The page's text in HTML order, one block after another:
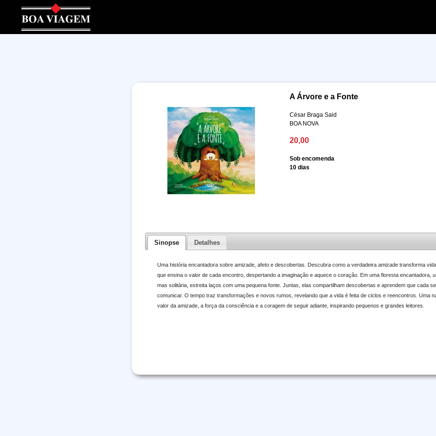
A Árvore e a Fonte
César Braga Said
BOA NOVA
20,00
Sob encomenda
10 dias
Sinopse Detalhes
Uma história encantadora sobre amizade, afeto e descobertas. Descubra como a verdadeira amizade transforma
que ensina o valor de cada encontro, despertando a imaginação e aquece o coração. Em uma floresta encantadora,
mas solitária, estreita laços com uma pequena fonte. Juntas, elas compartilham descobertas e aprendem que cada
comunicar. O tempo traz transformações e novos rumos, revelando que a vida é feita de ciclos e reencontros. Uma
valor da amizade, a força da consciência e a coragem de seguir adiante, inspirando pequenos e grandes leitores.